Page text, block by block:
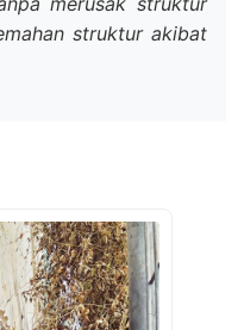
struktur akibat